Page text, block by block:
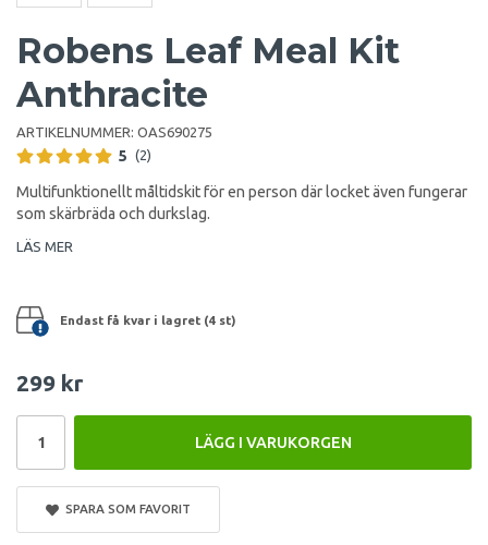
Robens Leaf Meal Kit
Anthracite
ARTIKELNUMMER: OAS690275
5 (2)
Multifunktionellt måltidskit för en person där locket även fungerar
som skärbräda och durkslag.
LÄS MER
Endast få kvar i lagret (4 st)
299 kr
LÄGG I VARUKORGEN
SPARA SOM FAVORIT